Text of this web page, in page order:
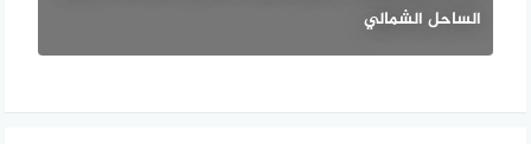
الساحل الشمالي